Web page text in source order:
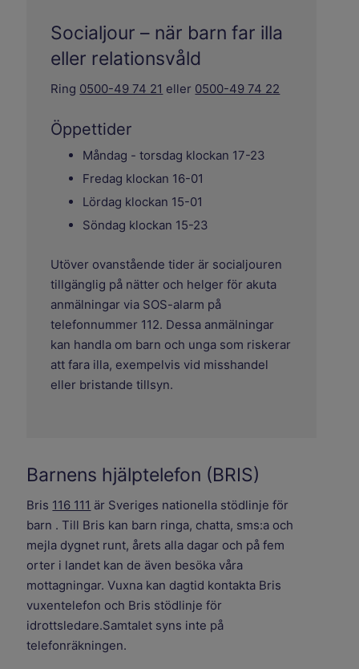
Socialjour – när barn far illa
eller relationsvåld
Ring 0500-49 74 21 eller 0500-49 74 22
Öppettider
Måndag - torsdag klockan 17-23
Fredag klockan 16-01
Lördag klockan 15-01
Söndag klockan 15-23
Utöver ovanstående tider är socialjouren
tillgänglig på nätter och helger för akuta
anmälningar via SOS-alarm på
telefonnummer 112. Dessa anmälningar
kan handla om barn och unga som riskerar
att fara illa, exempelvis vid misshandel
eller bristande tillsyn.
Barnens hjälptelefon (BRIS)
Bris 116 111 är Sveriges nationella stödlinje för
barn . Till Bris kan barn ringa, chatta, sms:a och
mejla dygnet runt, årets alla dagar och på fem
orter i landet kan de även besöka våra
mottagningar. Vuxna kan dagtid kontakta Bris
vuxentelefon och Bris stödlinje för
idrottsledare.Samtalet syns inte på
telefonräkningen.